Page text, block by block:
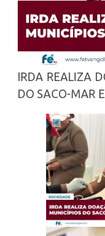
IRDA REALIZA
DO SACO-MAR